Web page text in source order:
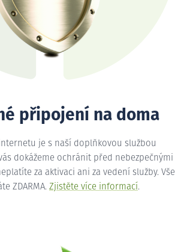
připojení na doma
je s naší doplňkovou službou
dokážeme ochránit před nebezpečnými
za aktivaci ani za vedení služby. Vše
ZDARMA. Zjistěte více informací.